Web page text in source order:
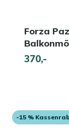
Forza
370,-
-15 %